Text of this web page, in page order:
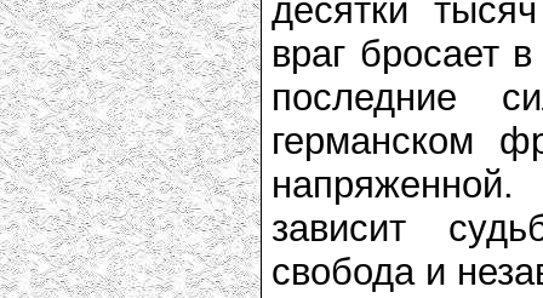
десятки
враг бросает
последние
германском
зависит
свобода и